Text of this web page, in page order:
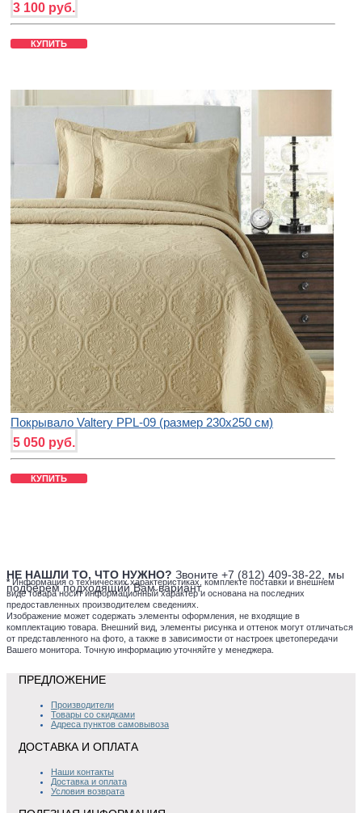
3 100 руб.
КУПИТЬ
Покрывало Valtery PPL-09 (размер 230х250 см)
5 050 руб.
КУПИТЬ
НЕ НАШЛИ ТО, ЧТО НУЖНО? Звоните +7 (812) 409-38-22, мы
подберем подходящий Вам вариант.
* Информация о технических характеристиках, комплекте поставки и внешнем
виде товара носит информационный характер и основана на последних
предоставленных производителем сведениях.
Изображение может содержать элементы оформления, не входящие в
комплектацию товара. Внешний вид, элементы рисунка и оттенок могут отличаться
от представленного на фото, а также в зависимости от настроек цветопередачи
Вашего монитора. Точную информацию уточняйте у менеджера.
ПРЕДЛОЖЕНИЕ
Производители
Товары со скидками
Адреса пунктов самовывоза
ДОСТАВКА И ОПЛАТА
Наши контакты
Доставка и оплата
Условия возврата